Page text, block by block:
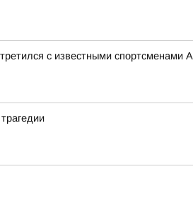
с известными